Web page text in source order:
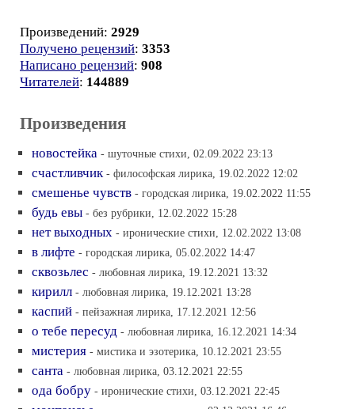
Произведений: 2929
Получено рецензий: 3353
Написано рецензий: 908
Читателей: 144889
Произведения
новостейка - шуточные стихи, 02.09.2022 23:13
счастливчик - философская лирика, 19.02.2022 12:02
смешенье чувств - городская лирика, 19.02.2022 11:55
будь евы - без рубрики, 12.02.2022 15:28
нет выходных - иронические стихи, 12.02.2022 13:08
в лифте - городская лирика, 05.02.2022 14:47
сквозьлес - любовная лирика, 19.12.2021 13:32
кирилл - любовная лирика, 19.12.2021 13:28
каспий - пейзажная лирика, 17.12.2021 12:56
о тебе пересуд - любовная лирика, 16.12.2021 14:34
мистерия - мистика и эзотерика, 10.12.2021 23:55
санта - любовная лирика, 03.12.2021 22:55
ода бобру - иронические стихи, 03.12.2021 22:45